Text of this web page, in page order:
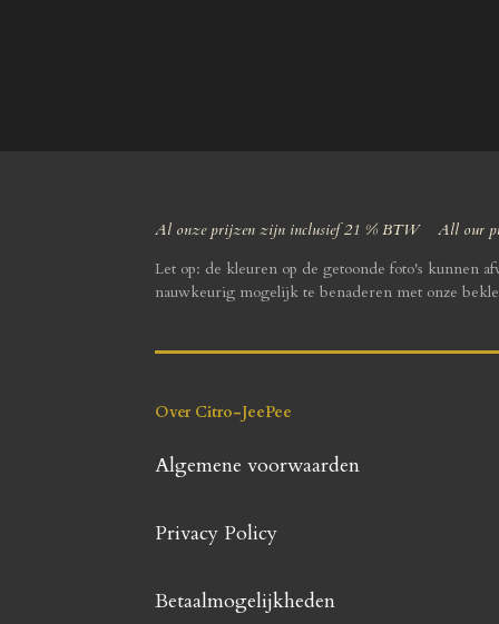
Al onze prijzen zijn inclusief 21 % BTW All our
Let op: de kleuren op de getoonde foto's kunnen
nauwkeurig mogelijk te benaderen met onze
Over Citro-JeePee
Algemene voorwaarden
Privacy Policy
Betaalmogelijkheden